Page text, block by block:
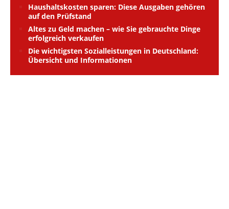
Haushaltskosten sparen: Diese Ausgaben gehören
auf den Prüfstand
Altes zu Geld machen – wie Sie gebrauchte Dinge
erfolgreich verkaufen
Die wichtigsten Sozialleistungen in Deutschland:
Übersicht und Informationen